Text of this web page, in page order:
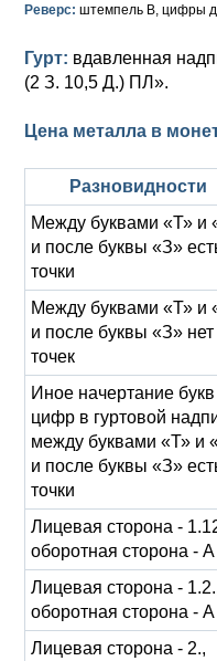
Для Речи Посполитой
Реверс: штемпель В, цифры
Гурт: вдавленная
(2 З. 10,5 Д.) ПЛ».
Цена металла в
Разновидности
Между буквами «Т» и
и после буквы «З»
точки
Между буквами «Т» и
и после буквы «З» нет
точек
Иное начертание букв
цифр в гуртовой
между буквами «Т» и
и после буквы «З»
точки
Лицевая сторона -
оборотная сторона - А
Лицевая сторона -
оборотная сторона - А
Лицевая сторона - 2.,